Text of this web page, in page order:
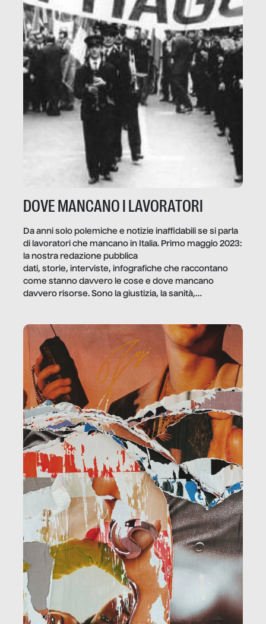
DOVE MANCANO I LAVORATORI
Da anni solo polemiche e notizie inaffidabili se si parla
di lavoratori che mancano in Italia. Primo maggio 2023:
la nostra redazione pubblica
dati, storie, interviste, infografiche che raccontano
come stanno davvero le cose e dove mancano
davvero risorse. Sono la giustizia, la sanità,